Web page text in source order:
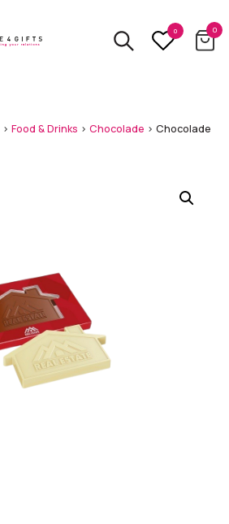
0 0
> Food & Drinks > Chocolade > Chocolade